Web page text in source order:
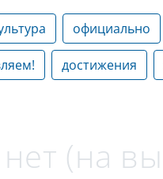
официально
достижения
(на